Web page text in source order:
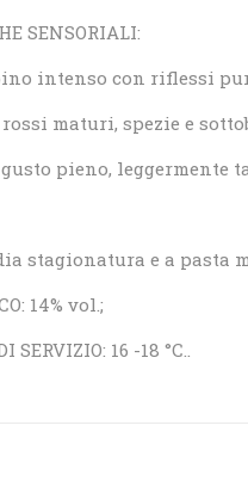
SENSORIALI:
intenso con riflessi
maturi, spezie e
pieno, leggermente
stagionatura e a
14% vol.;
SERVIZIO: 16 -18 °C..